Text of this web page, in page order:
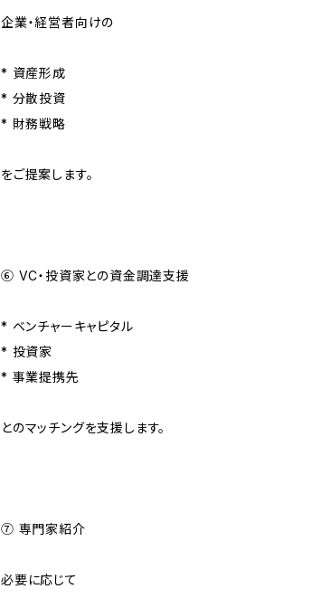
企業・経営者向けの
* 資産形成
* 分散投資
* 財務戦略
をご提案します。
⑥ VC・投資家との資金調達支援
* ベンチャーキャピタル
* 投資家
* 事業提携先
とのマッチングを支援します。
⑦ 専門家紹介
必要に応じて